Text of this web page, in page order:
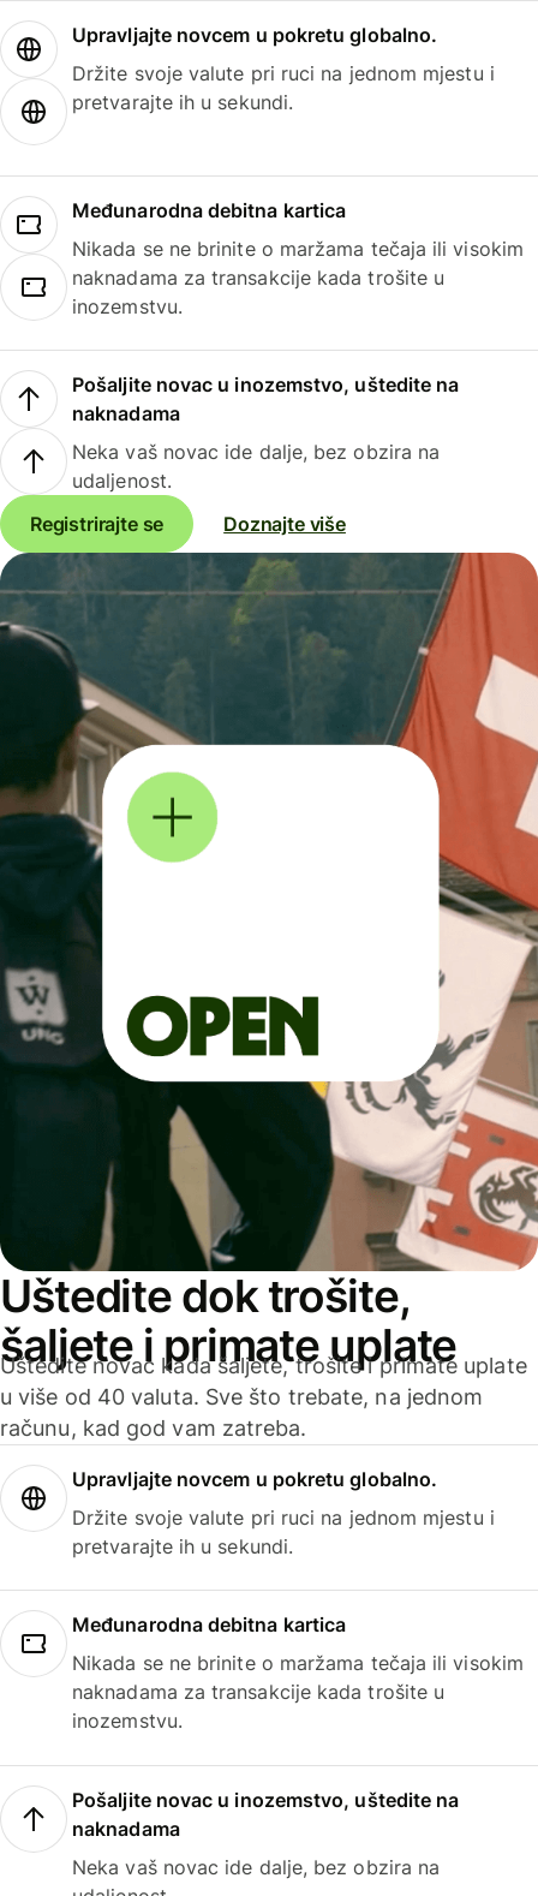
Upravljajte novcem u pokretu globalno.
Držite svoje valute pri ruci na jednom mjestu i
pretvarajte ih u sekundi.
Međunarodna debitna kartica
Nikada se ne brinite o maržama tečaja ili visokim
naknadama za transakcije kada trošite u
inozemstvu.
Pošaljite novac u inozemstvo, uštedite na
naknadama
Neka vaš novac ide dalje, bez obzira na
udaljenost.
Registrirajte se
Doznajte više
Uštedite dok trošite,
šaljete i primate uplate
Uštedite novac kada šaljete, trošite i primate uplate
u više od 40 valuta. Sve što trebate, na jednom
računu, kad god vam zatreba.
Upravljajte novcem u pokretu globalno.
Držite svoje valute pri ruci na jednom mjestu i
pretvarajte ih u sekundi.
Međunarodna debitna kartica
Nikada se ne brinite o maržama tečaja ili visokim
naknadama za transakcije kada trošite u
inozemstvu.
Pošaljite novac u inozemstvo, uštedite na
naknadama
Neka vaš novac ide dalje, bez obzira na